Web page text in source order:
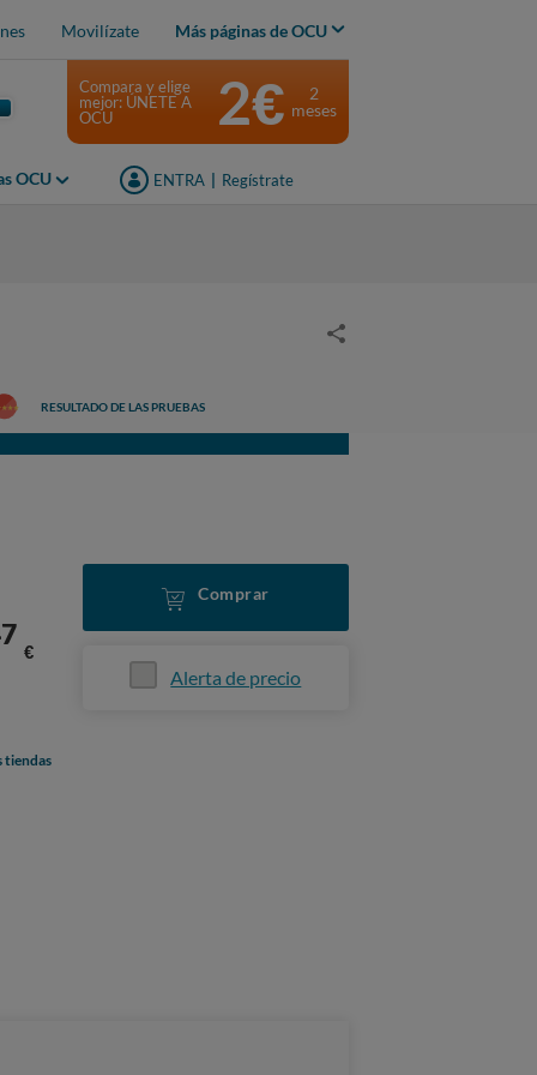
Movilízate Más páginas de OCU
OCU ENTRA Regístrate
Compara y elige
mejor: ÚNETE A
OCU
2€
2
meses
RESULTADO DE LAS PRUEBAS
€
Comprar
Alerta de precio
tiendas